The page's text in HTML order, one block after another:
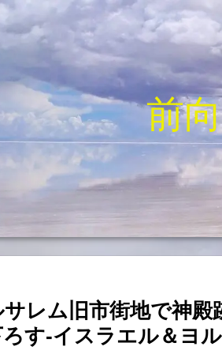
前
レム旧市街地で神
ろす-イスラエル＆ヨ